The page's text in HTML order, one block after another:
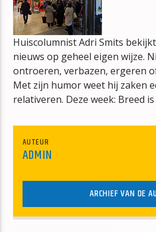
mz-radio
Huiscolumnist Adri Smits
nieuws op geheel eigen wijze.
ontroeren, verbazen, ergeren
Met zijn humor weet hij zaken
relativeren. Deze week: Breed
AUTEUR
ADMIN
ARCHIEF VAN DE